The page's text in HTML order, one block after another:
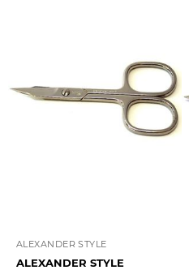
ALEXANDER STYLE
ALEXANDER STYLE